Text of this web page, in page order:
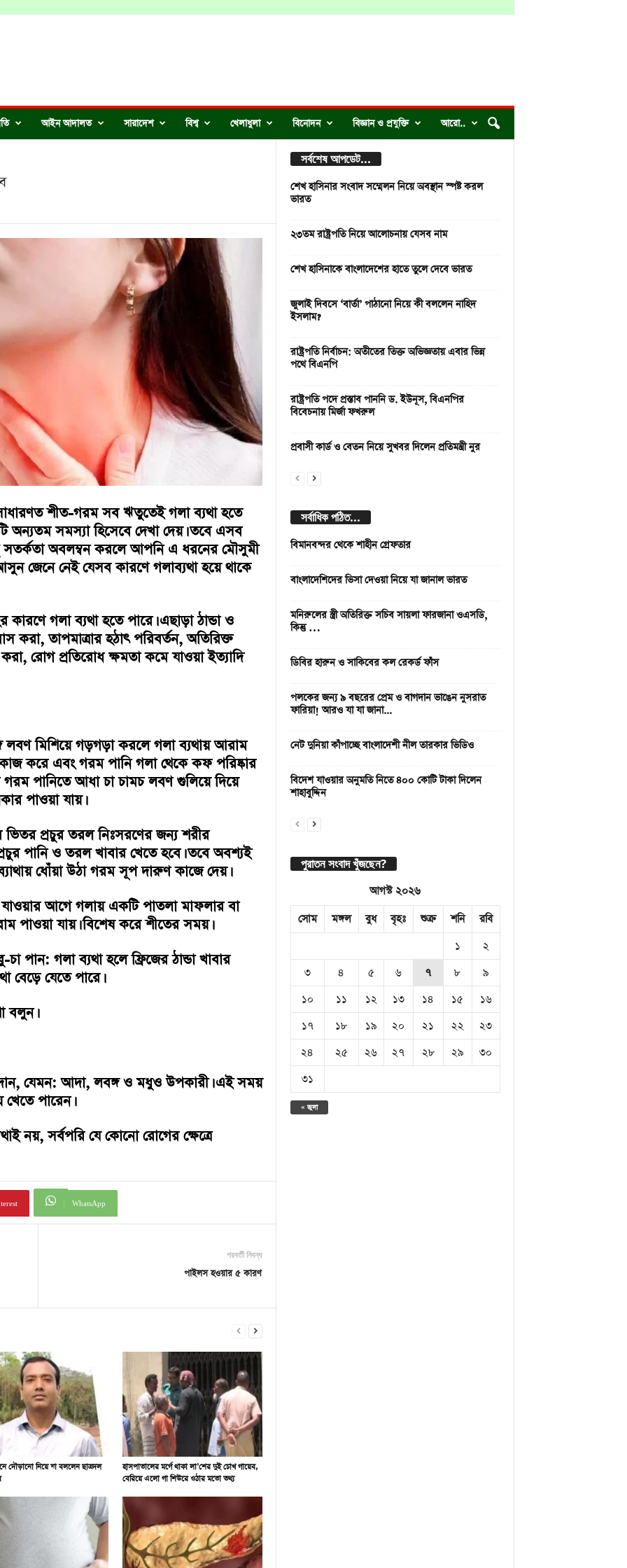
আইন আদালত সারাদেশ বিশ্ব খেলাধুলা বিনোদন বিজ্ঞান ও প্রযুক্তি আরো..
শীত-গরম সব ঋতুতেই গলা ব্যথা হতে
অন্যতম সমস্যা হিসেবে দেখা দেয়। তবে এসব
অবলম্বন করলে আপনি এ ধরনের মৌসুমী
জেনে নেই যেসব কারণে গলাব্যথা হয়ে থাকে
গলা ব্যথা হতে পারে। এছাড়া ঠান্ডা ও
করা, তাপমাত্রার হঠাৎ পরিবর্তন, অতিরিক্ত
রোগ প্রতিরোধ ক্ষমতা কমে যাওয়া ইত্যাদি
লবণ মিশিয়ে গড়গড়া করলে গলা ব্যথায় আরাম
করে এবং গরম পানি গলা থেকে কফ পরিষ্কার
পানিতে আধা চা চামচ লবণ গুলিয়ে দিয়ে
পাওয়া যায়।
প্রচুর তরল নিঃসরণের জন্য শরীর
পানি ও তরল খাবার খেতে হবে। তবে অবশ্যই
ধোঁয়া উঠা গরম সূপ দারুণ কাজে দেয়।
আগে গলায় একটি পাতলা মাফলার বা
পাওয়া যায়। বিশেষ করে শীতের সময়।
পান: গলা ব্যথা হলে ফ্রিজের ঠান্ডা খাবার
যেতে পারে।
বলুন।
যেমন: আদা, লবঙ্গ ও মধুও উপকারী। এই সময়
পারেন।
নয়, সর্বপরি যে কোনো রোগের ক্ষেত্রে
WhatsApp
পরবর্তী নিবন্ধ
পাইলস হওয়ার ৫ কারণ
দৌড়ানো নিয়ে যা বললেন ছাত্রদল
হাসপাতালের মর্গে থাকা লা’শের দুই চোখ গায়েব,
বেরিয়ে এলো গা শিউরে ওঠার মতো তথ্য
সর্বশেষ আপডেট...
শেখ হাসিনার সংবাদ সম্মেলন নিয়ে অবস্থান স্পষ্ট করল
ভারত
২৩তম রাষ্ট্রপতি নিয়ে আলোচনায় যেসব নাম
শেখ হাসিনাকে বাংলাদেশের হাতে তুলে দেবে ভারত
জুলাই দিবসে ‘বার্তা’ পাঠানো নিয়ে কী বললেন নাহিদ
ইসলাম?
রাষ্ট্রপতি নির্বাচন: অতীতের তিক্ত অভিজ্ঞতায় এবার ভিন্ন
পথে বিএনপি
রাষ্ট্রপতি পদে প্রস্তাব পাননি ড. ইউনূস, বিএনপির
বিবেচনায় মির্জা ফখরুল
প্রবাসী কার্ড ও বেতন নিয়ে সুখবর দিলেন প্রতিমন্ত্রী নুর
সর্বাধিক পঠিত...
বিমানবন্দর থেকে শাহীন গ্রেফতার
বাংলাদেশিদের ভিসা দেওয়া নিয়ে যা জানাল ভারত
মনিরুলের স্ত্রী অতিরিক্ত সচিব সায়লা ফারজানা ওএসডি,
কিন্তু …
ডিবির হারুন ও সাকিবের কল রেকর্ড ফাঁস
পলকের জন্য ৯ বছরের প্রেম ও বাগদান ভাঙেন নুসরাত
ফারিয়া! আরও যা যা জানা...
নেট দুনিয়া কাঁপাচ্ছে বাংলাদেশী নীল তারকার ভিডিও
বিদেশ যাওয়ার অনুমতি নিতে ৪০০ কোটি টাকা দিলেন
শাহাবুদ্দিন
পুরাতন সংবাদ খুঁজছেন?
আগস্ট ২০২৬
সোম
মঙ্গল বুধ বৃহঃ শুক্র শনি রবি
« জুলা
১
২
৩
৪ ৫ ৬ ৭ ৮
৯
১০
১১ ১২ ১৩ ১৪ ১৫
১৬
১৭
১৮ ১৯ ২০ ২১ ২২
২৩
২৪
২৫ ২৬ ২৭ ২৮ ২৯
৩০
৩১